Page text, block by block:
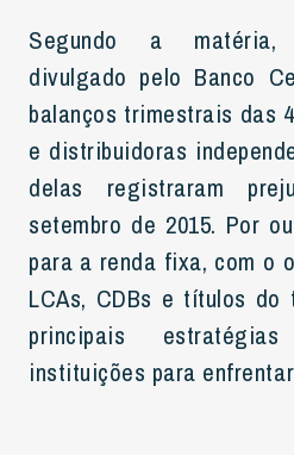
Segundo a matéria,
divulgado pelo Banco
balanços trimestrais das
e distribuidoras
delas registraram
setembro de 2015. Por
para a renda fixa, com o
LCAs, CDBs e títulos do
principais
instituições para